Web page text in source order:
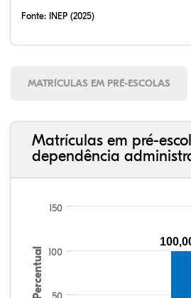
Fonte: INEP (2025)
MATRÍCULAS EM PRÉ-ESCOLAS
Matrículas em pré-
dependência
Percentual 100
150